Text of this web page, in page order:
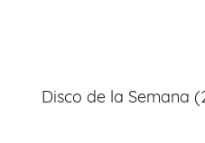
Disco de la Semana